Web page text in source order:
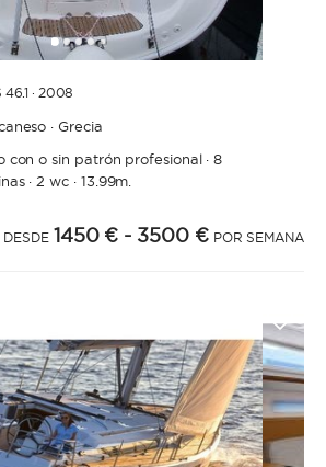
12345
46.1 · 2008
· Grecia
con o sin patrón profesional·8
· 2 wc · 13.99m.
DESDE 1450 € - 3500 € POR SEMANA